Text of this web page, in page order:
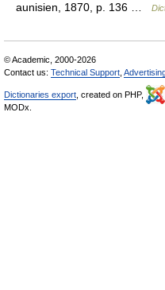
aunisien, 1870, p. 136 …
© Academic, 2000-2026
Contact us: Technical Support
Dictionaries export , created on PHP,
MODx.